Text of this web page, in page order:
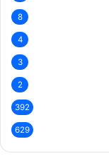
8
4
3
2
392
629